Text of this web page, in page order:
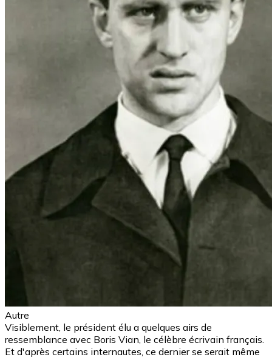
Autre
Visiblement, le président élu a quelques airs de
ressemblance avec Boris Vian, le célèbre écrivain français.
Et d'après certains internautes, ce dernier se serait même